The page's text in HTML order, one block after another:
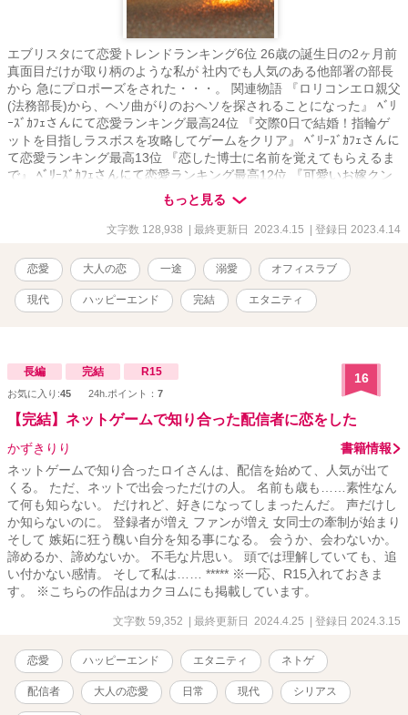
エブリスタにて恋愛トレンドランキング6位 26歳の誕生日の2ヶ月前
真面目だけが取り柄のような私が 社内でも人気のある他部署の部長
から 急にプロポーズをされた・・・。 関連物語 『ロリコンエロ親父
(法務部長)から、ヘソ曲がりのおヘソを探されることになった』 ﾍﾞﾘ
ｰｽﾞｶﾌｪさんにて恋愛ランキング最高24位 『交際0日で結婚！指輪ゲ
ットを目指しラスボスを攻略してゲームをクリア』 ﾍﾞﾘｰｽﾞｶﾌｪさんに
て恋愛ランキング最高13位 『恋した博士に名前を覚えてもらえるま
で』 ﾍﾞﾘｰｽﾞｶﾌｪさんにて恋愛ランキング最高12位 『可愛いお嫁クン
が私を女の子にしてくれる時』 ﾍﾞﾘｰｽﾞｶﾌｪさんにて恋愛ランキング最
高20位 『“こだま”の森～FUJIメゾン・ビビ』 ﾍﾞﾘｰｽﾞｶﾌｪさんにて恋
愛ランキング最高 17位 私の物語は全てがシリーズになっております
を回収していく物語ばかりなので、途中まではよく分からない内容
となっております。 物語が進むにつれてその意味が分かっていくか
と思います。
もっと見る
文字数 128,938 | 最終更新日 2023.4.15 | 登録日 2023.4.14
恋愛 大人の恋 一途 溺愛 オフィスラブ
現代 ハッピーエンド 完結 エタニティ
長編 完結 R15
お気に入り:45 24h.ポイント： 7
16
【完結】ネットゲームで知り合った配信者に恋をした
かずきりり
書籍情報
ネットゲームで知り合ったロイさんは、配信を始めて、人気が出て
くる。 ただ、ネットで出会っただけの人。 名前も歳も……素性なん
て何も知らない。 だけれど、好きになってしまったんだ。 声だけし
か知らないのに。 登録者が増え ファンが増え 女同士の牽制が始まり
そして 嫉妬に狂う醜い自分を知る事になる。 会うか、会わないか。
諦めるか、諦めないか。 不毛な片思い。 頭では理解していても、追
い付かない感情。 そして私は…… ***** ※一応、R15入れておきま
す。 ※こちらの作品はカクヨムにも掲載しています。
文字数 59,352 | 最終更新日 2024.4.25 | 登録日 2024.3.15
恋愛 ハッピーエンド エタニティ ネトゲ
配信者 大人の恋愛 日常 現代 シリアス